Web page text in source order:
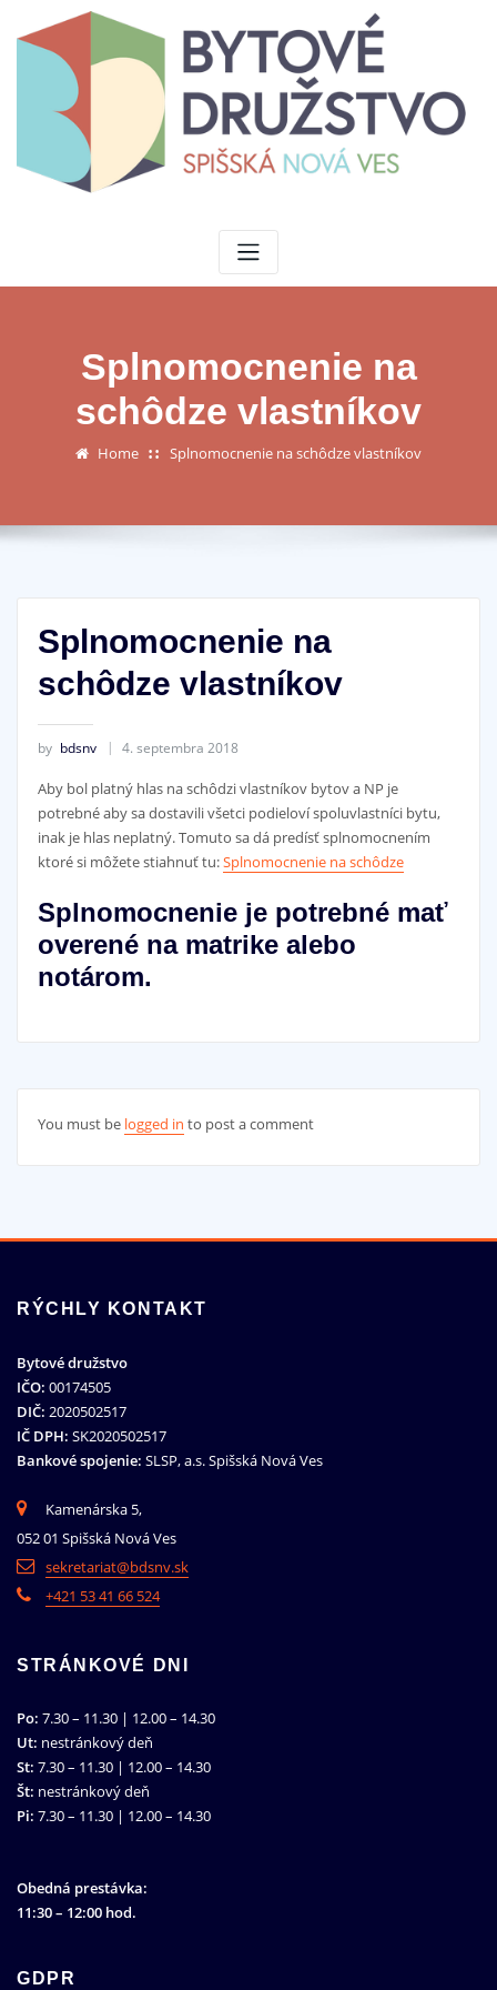
Splnomocnenie na
schôdze vlastníkov
Home Splnomocnenie na schôdze vlastníkov
Splnomocnenie na
schôdze vlastníkov
by bdsnv 4. septembra 2018
Aby bol platný hlas na schôdzi vlastníkov bytov a NP je
potrebné aby sa dostavili všetci podieloví spoluvlastníci bytu,
inak je hlas neplatný. Tomuto sa dá predísť splnomocnením
ktoré si môžete stiahnuť tu:Splnomocnenie na schôdze
Splnomocnenie je potrebné mať
overené na matrike alebo
notárom.
You must be logged in to post a comment
RÝCHLY KONTAKT
Bytové družstvo
IČO: 00174505
DIČ: 2020502517
IČ DPH: SK2020502517
Bankové spojenie: SLSP, a.s. Spišská Nová Ves
Kamenárska 5,
052 01 Spišská Nová Ves
sekretariat@bdsnv.sk
+421 53 41 66 524
STRÁNKOVÉ DNI
Po: 7.30 – 11.30 | 12.00 – 14.30
Ut: nestránkový deň
St: 7.30 – 11.30 | 12.00 – 14.30
Št: nestránkový deň
Pi: 7.30 – 11.30 | 12.00 – 14.30
Obedná prestávka:
11:30 – 12:00 hod.
GDPR